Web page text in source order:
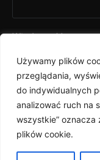
Używamy plików
przeglądania,
do indywidualnych
analizować ruch na
wszystkie”
plików cookie.
Wiadomość